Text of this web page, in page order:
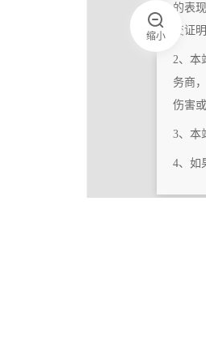
缩小
的表
交证
2、本
务商
伤害
3、本
4、如